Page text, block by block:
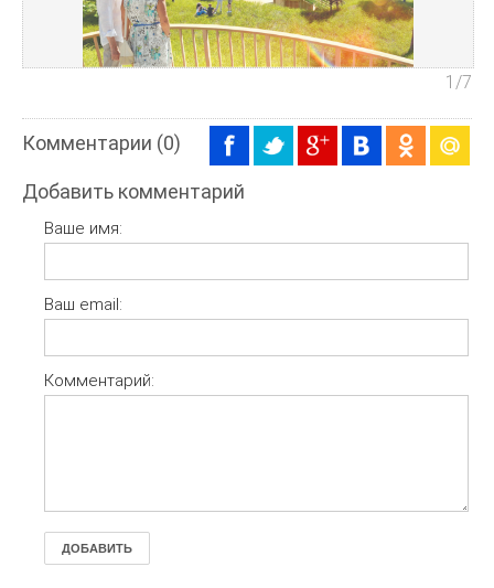
1 /7
Комментарии (0)
Добавить комментарий
Ваше имя:
Ваш email:
Комментарий:
ДОБАВИТЬ